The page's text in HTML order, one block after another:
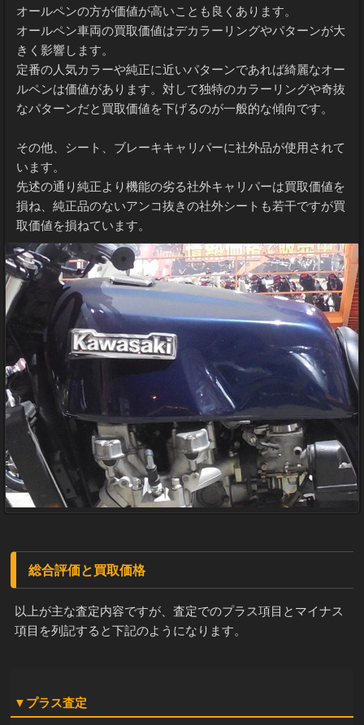
オールペンの方が価値が高いことも良くあります。
オールペン車両の買取価値はデカラーリングやパターンが大
きく影響します。
定番の人気カラーや純正に近いパターンであれば綺麗なオー
ルペンは価値があります。対して独特のカラーリングや奇抜
なパターンだと買取価値を下げるのが一般的な傾向です。
その他、シート、ブレーキキャリパーに社外品が使用されて
います。
先述の通り純正より機能の劣る社外キャリパーは買取価値を
損ね、純正品のないアンコ抜きの社外シートも若干ですが買
取価値を損ねています。
総合評価と買取価格
以上が主な査定内容ですが、査定でのプラス項目とマイナス
項目を列記すると下記のようになります。
▼プラス査定